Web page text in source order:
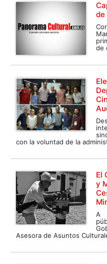
de
de
con la voluntad de la
El
y
A
Asesora de Asuntos